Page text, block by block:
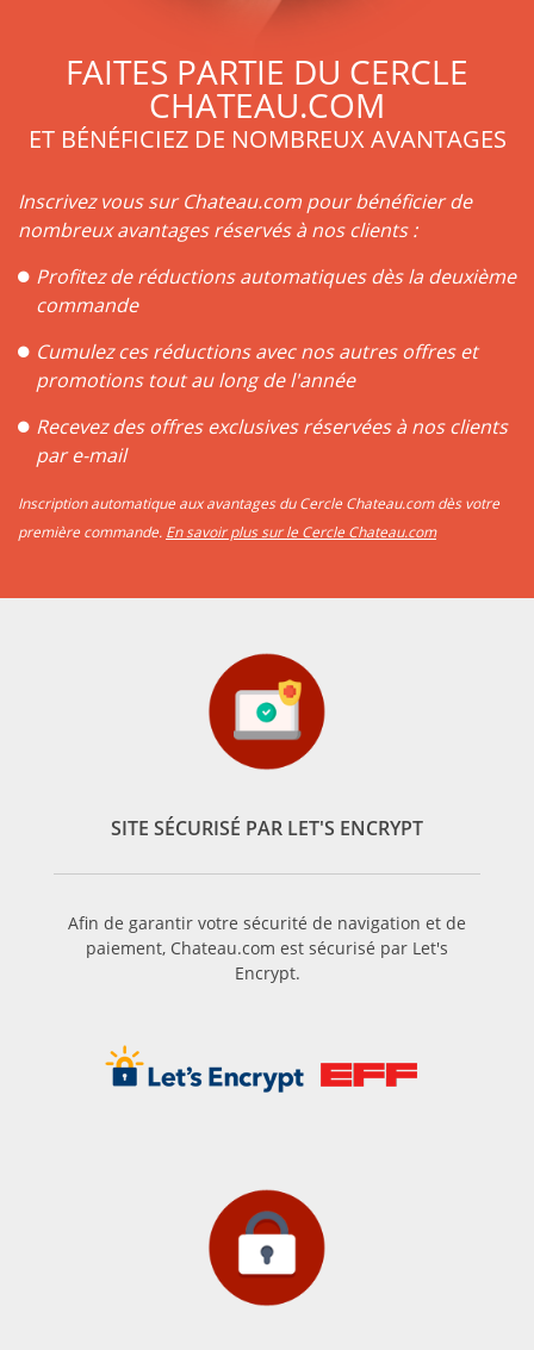
FAITES PARTIE DU CERCLE
CHATEAU.COM
ET BÉNÉFICIEZ DE NOMBREUX AVANTAGES
Inscrivez vous sur Chateau.com pour bénéficier de
nombreux avantages réservés à nos clients :
Profitez de réductions automatiques dès la deuxième
commande
Cumulez ces réductions avec nos autres offres et
promotions tout au long de l'année
Recevez des offres exclusives réservées à nos clients
par e-mail
Inscription automatique aux avantages du Cercle Chateau.com dès votre
première commande. En savoir plus sur le Cercle Chateau.com
SITE SÉCURISÉ PAR LET'S ENCRYPT
Afin de garantir votre sécurité de navigation et de
paiement, Chateau.com est sécurisé par Let's
Encrypt.